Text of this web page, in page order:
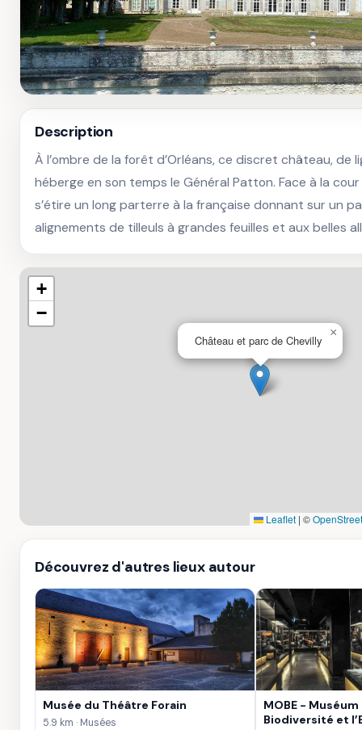
Description
À l’ombre de la forêt d’Orléans, ce discret château, de
héberge en son temps le Général Patton. Face à la cour
s’étire un long parterre à la française donnant sur un
alignements de tilleuls à grandes feuilles et aux belles
Château et parc de Chevilly
×
+
−
Leaflet | ©
Découvrez d'autres lieux autour
Musée du Théâtre Forain
5.9 km · Musées
MOBE -
Biodiversité et